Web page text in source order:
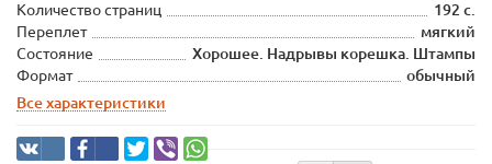
Количество страниц
192 с.
Переплет
мягкий
Состояние
Хорошее. Надрывы корешка. Штампы
Формат
обычный
Все характеристики